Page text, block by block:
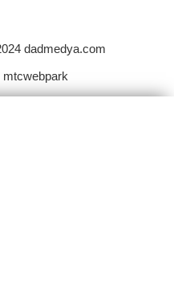
dadmedya.com
mtcwebpark